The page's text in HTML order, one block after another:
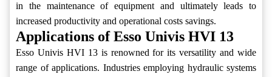
in the maintenance of equipment and ultimately leads to
increased productivity and operational costs savings.
Applications of Esso Univis HVI 13
Esso Univis HVI 13 is renowned for its versatility and wide
range of applications. Industries employing hydraulic systems